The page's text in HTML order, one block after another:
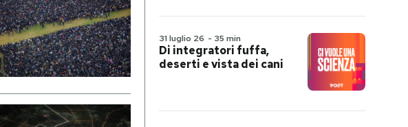
31 luglio 26 - 35 min
Di integratori fuffa,
deserti e vista dei cani